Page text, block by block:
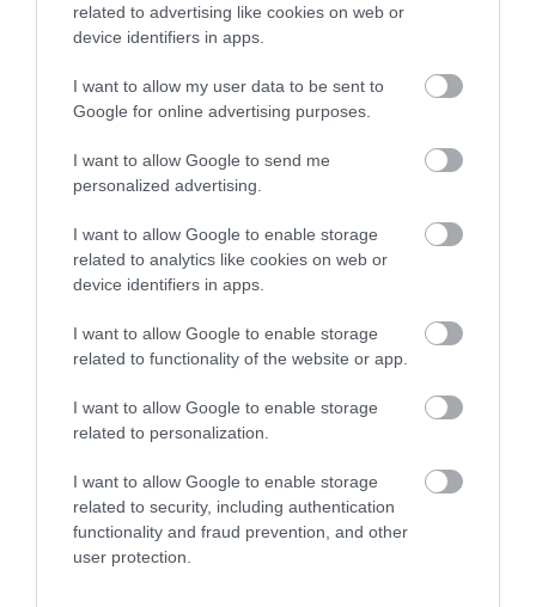
related to advertising like cookies on web or
device identifiers in apps.
I want to allow my user data to be sent to
Google for online advertising purposes.
I want to allow Google to send me
personalized advertising.
I want to allow Google to enable storage
related to analytics like cookies on web or
device identifiers in apps.
I want to allow Google to enable storage
related to functionality of the website or app.
I want to allow Google to enable storage
related to personalization.
I want to allow Google to enable storage
related to security, including authentication
functionality and fraud prevention, and other
user protection.
Később Kahlo fizikai és lelki fájdalmát még szikárabb
című képen vetélés után, vérezve egy kórházi
ágyon ábrázolja magát, miközben könnyek
csorognak le az arcán.
Wikipedia